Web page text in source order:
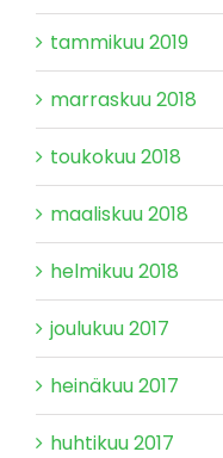
tammikuu 2019
marraskuu 2018
toukokuu 2018
maaliskuu 2018
helmikuu 2018
joulukuu 2017
heinäkuu 2017
huhtikuu 2017